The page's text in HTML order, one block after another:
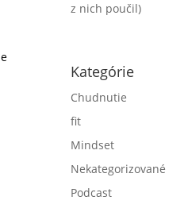
z nich poučil)
Kategórie
Chudnutie
fit
Mindset
Nekategorizované
Podcast